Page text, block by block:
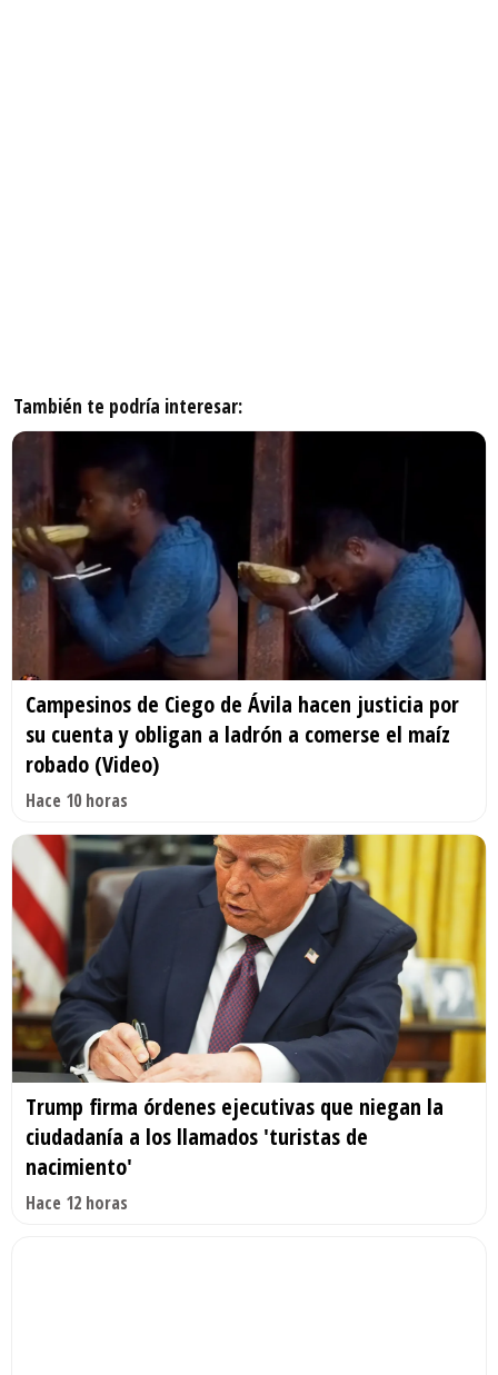
También te podría interesar:
Campesinos de Ciego de Ávila hacen justicia por
su cuenta y obligan a ladrón a comerse el maíz
robado (Video)
Hace 10 horas
Trump firma órdenes ejecutivas que niegan la
ciudadanía a los llamados 'turistas de
nacimiento'
Hace 12 horas